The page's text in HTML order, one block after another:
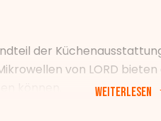
der
von LORD
Weiterlesen